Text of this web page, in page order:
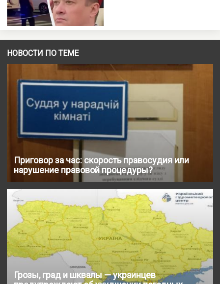
НОВОСТИ ПО ТЕМЕ
Приговор за час: скорость правосудия или
нарушение правовой процедуры?
Грозы, град и шквалы — украинцев